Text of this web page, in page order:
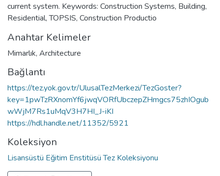
current system. Keywords: Construction Systems, Building,
Residential, TOPSIS, Construction Productio
Anahtar Kelimeler
Mimarlık, Architecture
Bağlantı
https://tez.yok.gov.tr/UlusalTezMerkezi/TezGoster?
key=1pwTzRXnomYf6jwqVORfUbczepZHmgcs75zhIOgub
wWjM7Rs1uMqV3H7HI_J-iKI
https://hdl.handle.net/11352/5921
Koleksiyon
Lisansüstü Eğitim Enstitüsü Tez Koleksiyonu